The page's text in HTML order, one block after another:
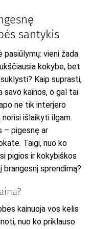
santykis
vieni žada
kokybe, bet
Kaip suprasti,
kainos, o gal tai
ne tik interjero
išlaikyti ilgam.
– pigesnę ar
Taigi, nuo ko
pigios ir kokybiškos
sprendimą?
kainuoja vos kelis
nuo ko priklauso